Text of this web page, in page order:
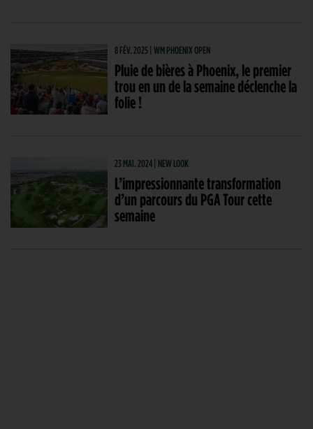
8 FÉV. 2025 | WM PHOENIX OPEN
Pluie de bières à Phoenix, le premier
trou en un de la semaine déclenche la
folie !
23 MAI. 2024 | NEW LOOK
L’impressionnante transformation
d’un parcours du PGA Tour cette
semaine